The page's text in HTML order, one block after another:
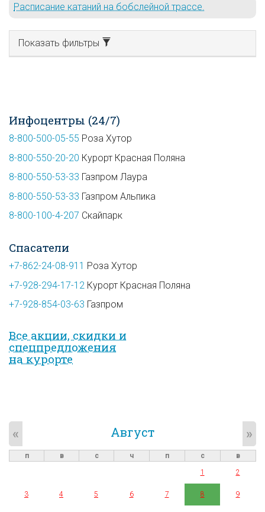
Расписание катаний на бобслейной трассе.
Показать фильтры
Инфоцентры (24/7)
8-800-500-05-55 Роза Хутор
8-800-550-20-20 Курорт Красная Поляна
8-800-550-53-33 Газпром Лаура
8-800-550-53-33 Газпром Альпика
8-800-100-4-207 Скайпарк
Спасатели
+7-862-24-08-911 Роза Хутор
+7-928-294-17-12 Курорт Красная Поляна
+7-928-854-03-63 Газпром
Все акции, скидки и
спец­предложе­ния
на курорте
Август
« »
п в с ч п с
в
1
2
3 4 5 6 7 8 9